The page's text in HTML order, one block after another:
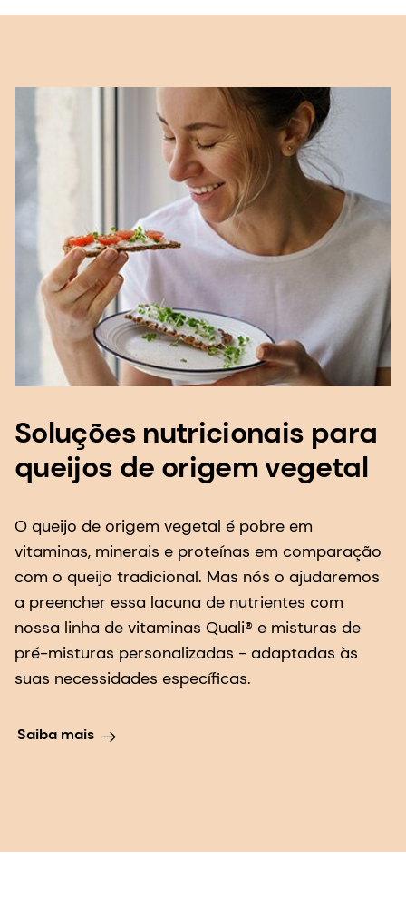
Soluções nutricionais para
queijos de origem vegetal
O queijo de origem vegetal é pobre em
vitaminas, minerais e proteínas em comparação
a preencher essa lacuna de nutrientes com
nossa linha de vitaminas Quali® e misturas de
pré-misturas personalizadas - adaptadas às
suas necessidades específicas.
Saiba mais
Nossos ingredientes